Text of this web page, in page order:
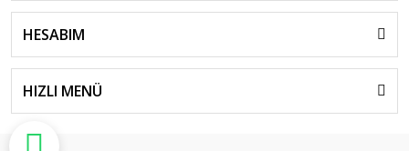
HESABIM
HIZLI MENÜ